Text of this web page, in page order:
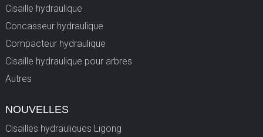
Cisaille hydraulique
Concasseur hydraulique
Compacteur hydraulique
Cisaille hydraulique pour arbres
Autres
NOUVELLES
Cisailles hydrauliques Ligong